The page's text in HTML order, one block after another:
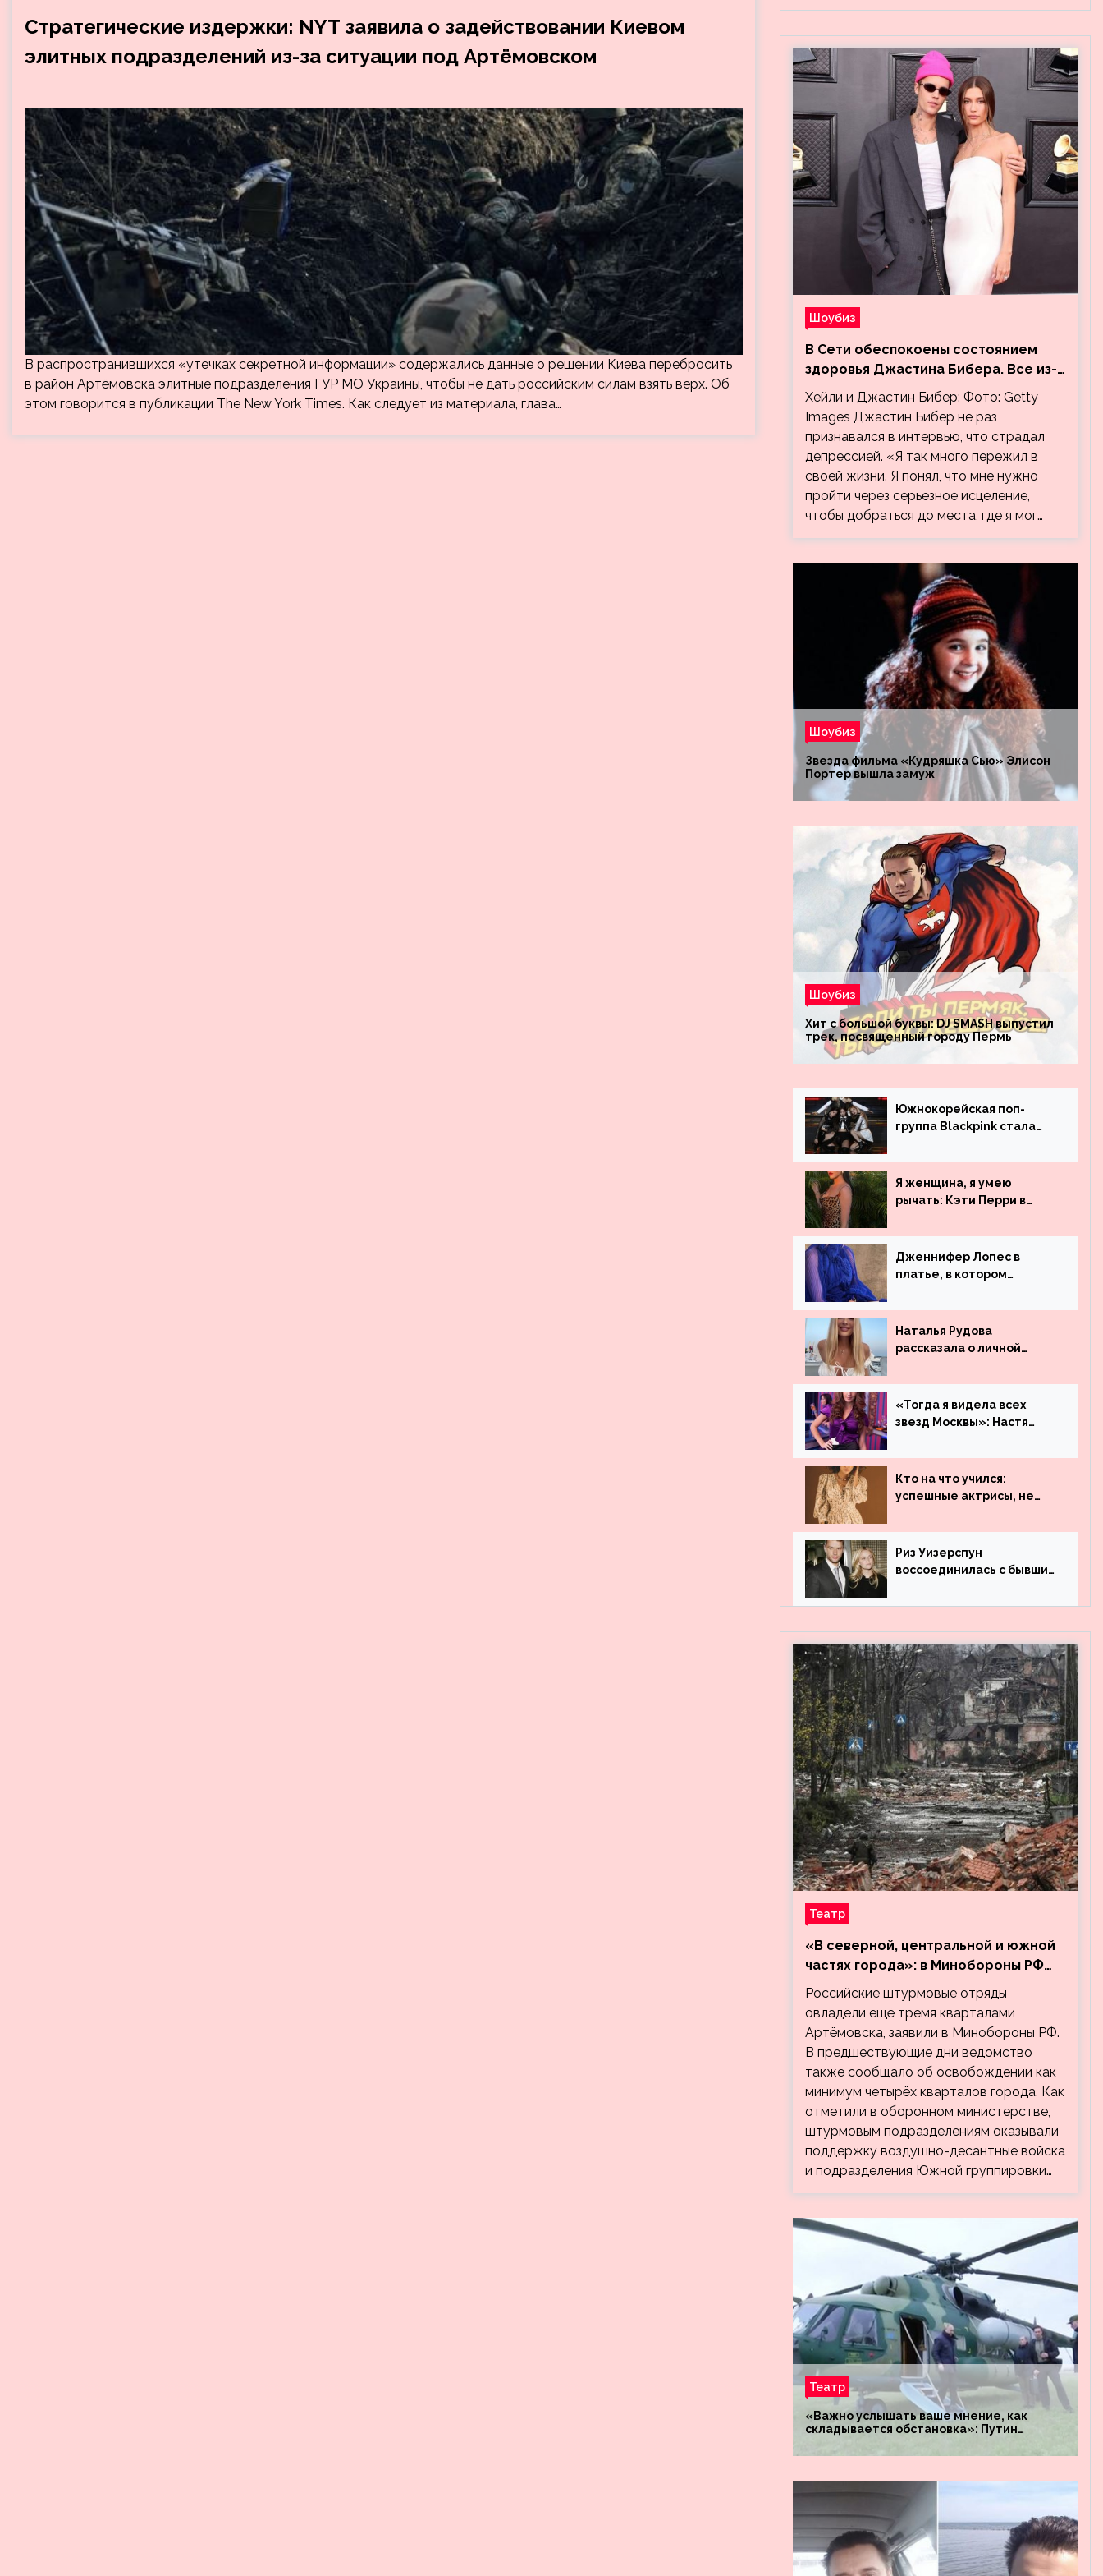
Стратегические издержки: NYT заявила о задействовании Киевом
элитных подразделений из-за ситуации под Артёмовском
В распространившихся «утечках секретной информации» содержались данные о решении Киева перебросить
в район Артёмовска элитные подразделения ГУР МО Украины, чтобы не дать российским силам взять верх. Об
этом говорится в публикации The New York Times. Как следует из материала, глава…
Шоубиз
В Сети обеспокоены состоянием
здоровья Джастина Бибера. Все из-
за видео, на котором его
успокаивает Хейли
Хейли и Джастин Бибер: Фото: Getty
Images Джастин Бибер не раз
признавался в интервью, что страдал
депрессией. «Я так много пережил в
своей жизни. Я понял, что мне нужно
пройти через серьезное исцеление,
чтобы добраться до места, где я мог…
Шоубиз
Звезда фильма «Кудряшка Сью» Элисон
Портер вышла замуж
Шоубиз
Хит с большой буквы: DJ SMASH выпустил
трек, посвященный городу Пермь
Южнокорейская поп-
группа Blackpink стала
просмотрам на YouTube.
Они обогнали даже
Джастина Бибера
Я женщина, я умею
рычать: Кэти Перри в
Дженнифер Лопес в
платье, в котором
незамеченной
Наталья Рудова
рассказала о личной
«Тогда я видела всех
звезд Москвы»: Настя
работала до
популярности и выложила
архивные фото
Кто на что учился:
успешные актрисы, не
образования
Риз Уизерспун
воссоединилась с бывшим
Театр
«В северной, центральной и южной
частях города»: в Минобороны РФ
заявили об освобождении ещё трёх
кварталов Артёмовска
Российские штурмовые отряды
овладели ещё тремя кварталами
Артёмовска, заявили в Минобороны РФ.
В предшествующие дни ведомство
также сообщало об освобождении как
минимум четырёх кварталов города. Как
отметили в оборонном министерстве,
штурмовым подразделениям оказывали
поддержку воздушно-десантные войска
и подразделения Южной группировки…
Театр
«Важно услышать ваше мнение, как
складывается обстановка»: Путин
«Днепр» и «Восток»